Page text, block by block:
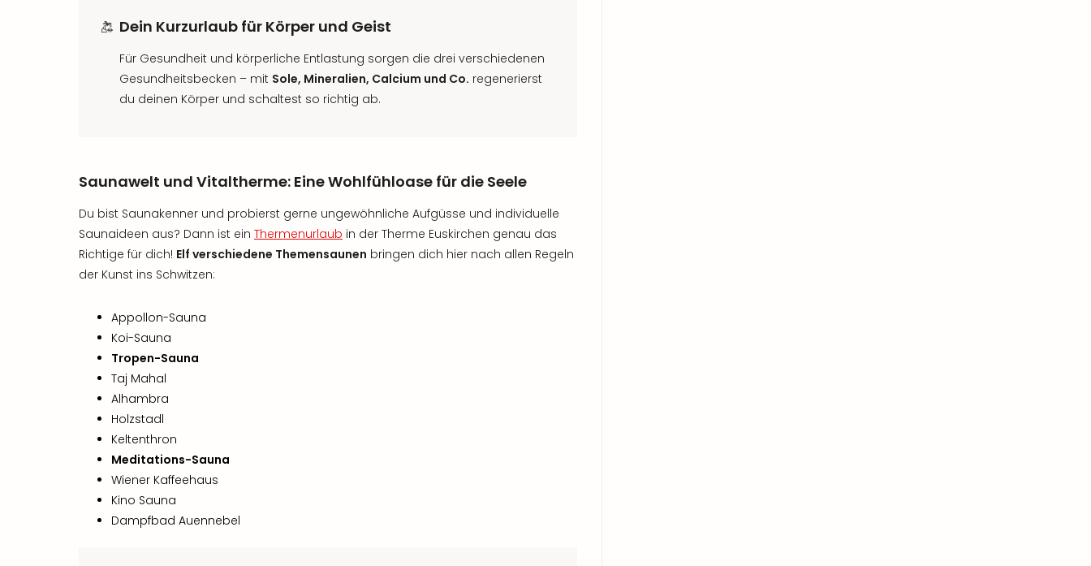
Dein Kurzurlaub für Körper und Geist
Für Gesundheit und körperliche Entlastung sorgen die drei verschiedenen
Gesundheitsbecken – mit Sole, Mineralien, Calcium und Co. regenerierst
du deinen Körper und schaltest so richtig ab.
Saunawelt und Vitaltherme: Eine Wohlfühloase für die Seele
Du bist Saunakenner und probierst gerne ungewöhnliche Aufgüsse und individuelle
Saunaideen aus? Dann ist ein Thermenurlaub in der Therme Euskirchen genau das
Richtige für dich! Elf verschiedene Themensaunen bringen dich hier nach allen Regeln
der Kunst ins Schwitzen:
Appollon-Sauna
Koi-Sauna
Tropen-Sauna
Taj Mahal
Alhambra
Holzstadl
Keltenthron
Meditations-Sauna
Wiener Kaffeehaus
Kino Sauna
Dampfbad Auennebel